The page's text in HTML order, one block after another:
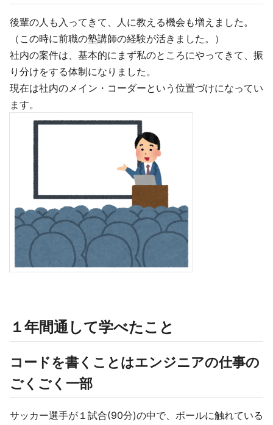
後輩の人も入ってきて、人に教える機会も増えました。
（この時に前職の塾講師の経験が活きました。）
社内の案件は、基本的にまず私のところにやってきて、振
り分けをする体制になりました。
現在は社内のメイン・コーダーという位置づけになってい
ます。
１年間通して学べたこと
コードを書くことはエンジニアの仕事の
ごくごく一部
サッカー選手が１試合(90分)の中で、ボールに触れている